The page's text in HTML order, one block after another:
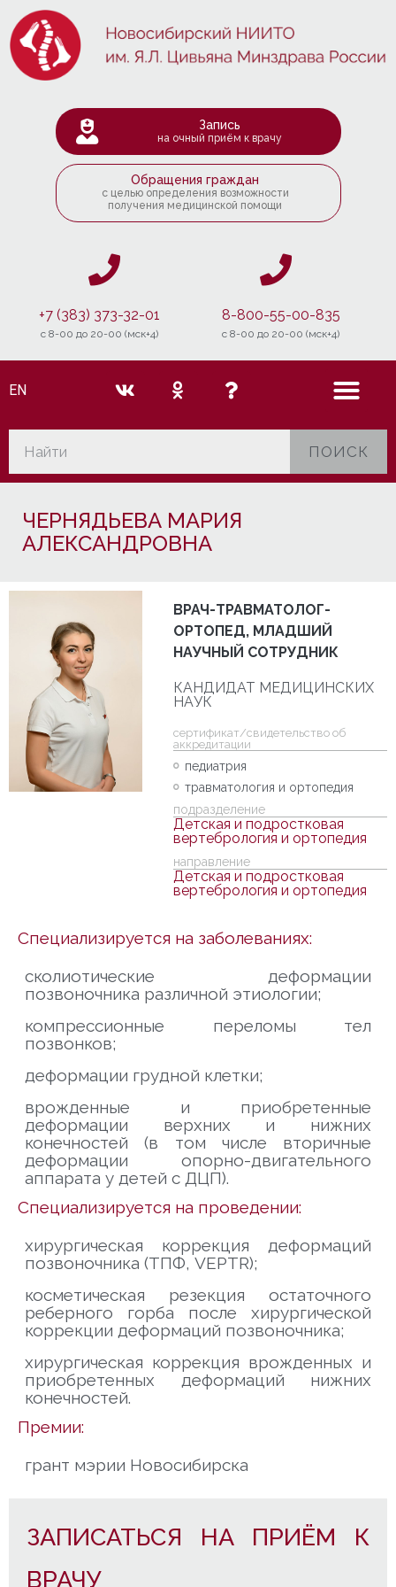
Запись
на очный приём к врачу
Обращения граждан
с целью определения возможности
получения медицинской помощи
+7 (383) 373-32-01
c 8-00 до 20-00 (мск+4)
8-800-55-00-835
c 8-00 до 20-00 (мск+4)
EN
ПОИСК
ЧЕРНЯДЬЕВА МАРИЯ
АЛЕКСАНДРОВНА
ВРАЧ-ТРАВМАТОЛОГ-
ОРТОПЕД, МЛАДШИЙ
НАУЧНЫЙ СОТРУДНИК
КАНДИДАТ МЕДИЦИНСКИХ
НАУК
cертификат/свидетельство об
аккредитации
педиатрия
травматология и ортопедия
подразделение
Детская и подростковая
вертебрология и ортопедия
направление
Детская и подростковая
вертебрология и ортопедия
Специализируется на заболеваниях:
сколиотические деформации
позвоночника различной этиологии;
компрессионные переломы тел
позвонков;
деформации грудной клетки;
врожденные и приобретенные
деформации верхних и нижних
конечностей (в том числе вторичные
деформации опорно-двигательного
аппарата у детей с ДЦП).
Специализируется на проведении:
хирургическая коррекция деформаций
позвоночника (ТПФ, VEPTR);
косметическая резекция остаточного
реберного горба после хирургической
коррекции деформаций позвоночника;
хирургическая коррекция врожденных и
приобретенных деформаций нижних
конечностей.
Премии:
грант мэрии Новосибирска
ЗАПИСАТЬСЯ НА ПРИЁМ К
ВРАЧУ